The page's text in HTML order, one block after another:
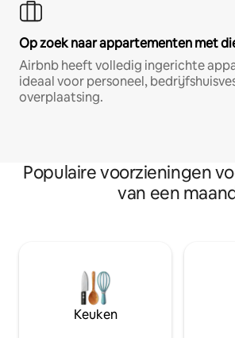
Op zoek naar appartementen met
Airbnb heeft volledig ingerichte
ideaal voor personeel,
overplaatsing.
Populaire voorzieningen
van een
Keuken